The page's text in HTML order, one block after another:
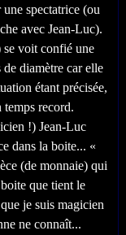
une spectatrice (ou
avec Jean-Luc).
se voit confié une
diamètre car elle
étant précisée,
temps record.
!) Jean-Luc
dans la boite... «
(de monnaie) qui
que tient le
je suis magicien
ne connaît...